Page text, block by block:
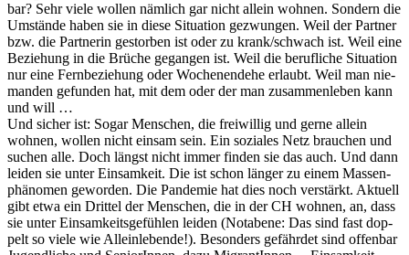
bar? Sehr viele wollen näm­lich gar nicht allein wohnen. Son­dern die
Umstände haben sie in diese Sit­u­a­tion gezwun­gen. Weil der Part­ner
bzw. die Part­ner­in gestor­ben ist oder zu krank/schwach ist. Weil eine
Beziehung in die Brüche gegan­gen ist. Weil die beru­fliche Sit­u­a­tion
nur eine Fern­beziehung oder Woch­enen­de­he erlaubt. Weil man nie­
man­den gefun­den hat, mit dem oder der man zusam­men­leben kann
und will …
Und sich­er ist: Sog­ar Men­schen, die frei­willig und gerne allein
wohnen, wollen nicht ein­sam sein. Ein soziales Netz brauchen und
suchen alle. Doch längst nicht immer find­en sie das auch. Und dann
lei­den sie unter Ein­samkeit. Die ist schon länger zu einem Massen­
phänomen gewor­den. Die Pan­demie hat dies noch ver­stärkt. Aktuell
gibt etwa ein Drit­tel der Men­schen, die in der CH wohnen, an, dass
sie unter Ein­samkeits­ge­fühlen lei­den (Notabene: Das sind fast dop­
pelt so viele wie Allein­lebende!). Beson­ders gefährdet sind offen­bar